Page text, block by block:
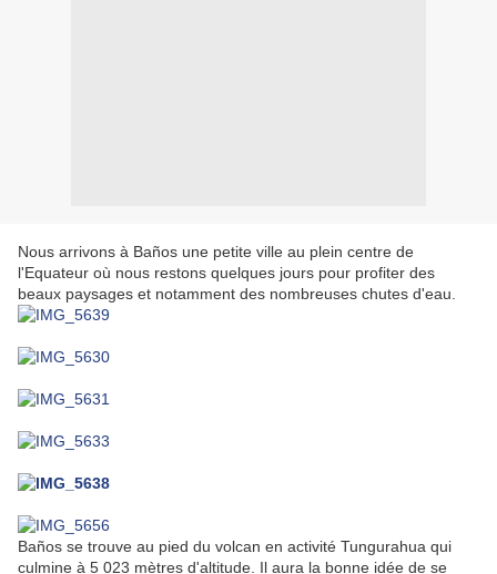
Nous arrivons à Baños une petite ville au plein centre de
l'Equateur où nous restons quelques jours pour profiter des
beaux paysages et notamment des nombreuses chutes d'eau.
Baños se trouve au pied du volcan en activité Tungurahua qui
culmine à 5 023 mètres d'altitude. Il aura la bonne idée de se